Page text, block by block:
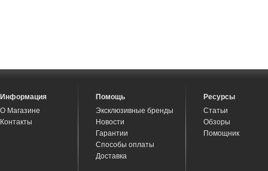
Информация
О Магазине
Контакты
Помощь
Эксклюзивные бренды
Новости
Гарантии
Способы оплаты
Доставка
Ресурсы
Статьи
Обзоры
Помощник